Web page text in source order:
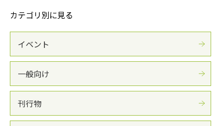
カテゴリ別に見る
イベント
一般向け
刊行物